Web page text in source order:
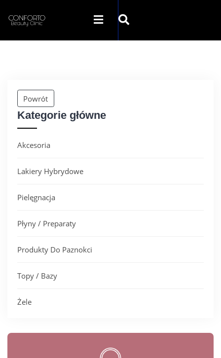
PROMOCJE
KONTAKT
Powrót
Kategorie główne
Akcesoria
Lakiery Hybrydowe
Pielęgnacja
Płyny / Preparaty
Produkty Do Paznokci
Topy / Bazy
Żele